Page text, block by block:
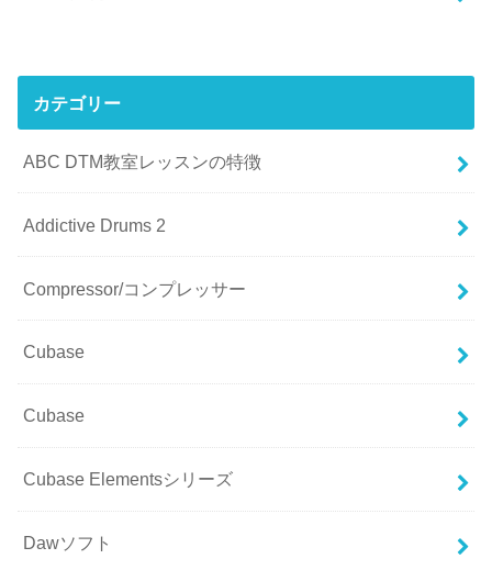
カテゴリー
ABC DTM教室レッスンの特徴
Addictive Drums 2
Compressor/コンプレッサー
Cubase
Cubase
Cubase Elementsシリーズ
Dawソフト